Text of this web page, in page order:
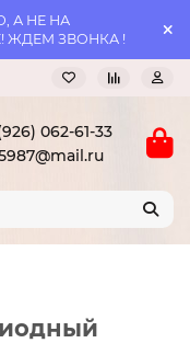
А НЕ НА
ЖДЕМ ЗВОНКА !
062-61-33